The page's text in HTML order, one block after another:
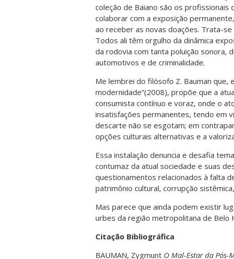
coleção de Baiano são os profissionais
colaborar com a exposição
ao receber as novas doações. Trata-
Todos ali têm orgulho da dinâmica
da rodovia com tanta poluição sonora,
automotivos e de criminalidade.
Me lembrei do filósofo Z. Bauman que,
modernidade”(2008), propõe que a
consumista contínuo e voraz, onde o
insatisfações permanentes, tendo em
descarte não se esgotam; em
opções culturais alternativas e a
Essa instalação denuncia e desafia
contumaz da atual sociedade e suas
questionamentos relacionados à falta
patrimônio cultural, corrupção
Mas parece que ainda podem existir
urbes da região metropolitana de Belo
Citação Bibliográfica
BAUMAN, Zygmunt O Mal-Estar da Pós-